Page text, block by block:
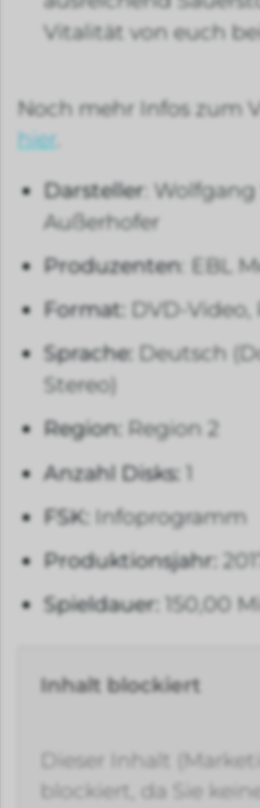
Vitalität von euch
Noch mehr Infos zum
hier
Darsteller :
Außerhofer
Produzenten: EBL
Format:
DVD-Video,
Sprache: Deutsch
Stereo)
Region: Region 2
Anzahl Disks: 1
FSK: Infoprogramm
Produktionsjahr:
Spieldauer:
150,00
Inhalt blockiert
Dieser Inhalt
blockiert, da Sie